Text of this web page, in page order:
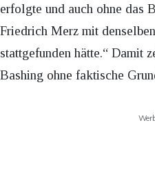
erfolgte und auch ohne das
Friedrich Merz mit
stattgefunden hätte.“ Damit
Bashing ohne faktische